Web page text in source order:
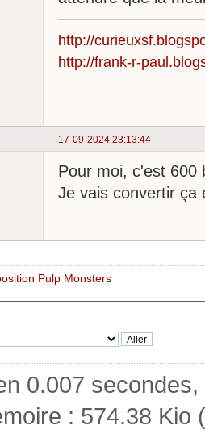
http://
http://frank-r-
17-09-2024 23:13:44
Pour moi, c'est 600
Je vais convertir ça
Pulp Monsters
0.007
: 574.38 Kio